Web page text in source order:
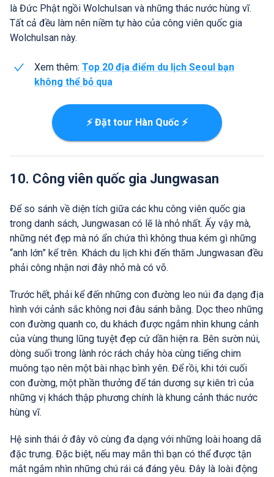
là Đức Phật ngồi Wolchulsan và những thác nước hùng vĩ.
Tất cả đều làm nên niềm tự hào của công viên quốc gia
Wolchulsan này.
Xem thêm: Top 20 địa điểm du lịch Seoul bạn
không thể bỏ qua
⚡ Đặt tour Hàn Quốc ⚡
10. Công viên quốc gia Jungwasan
Để so sánh về diện tích giữa các khu công viên quốc gia
trong danh sách, Jungwasan có lẽ là nhỏ nhất. Ấy vậy mà,
những nét đẹp mà nó ẩn chứa thì không thua kém gì những
“anh lớn” kể trên. Khách du lịch khi đến thăm Jungwasan đều
phải công nhận nơi đây nhỏ mà có võ.
Trước hết, phải kể đến những con đường leo núi đa dạng địa
hình với cảnh sắc không nơi đâu sánh bằng. Dọc theo những
con đường quanh co, du khách được ngắm nhìn khung cảnh
của vùng thung lũng tuyệt đẹp cứ dần hiện ra. Bên sườn núi,
dòng suối trong lành róc rách chảy hòa cùng tiếng chim
muông tạo nên một bài nhạc bình yên. Để rồi, khi tới cuối
con đường, một phần thưởng để tán dương sự kiên trì của
những vị khách thập phương chính là khung cảnh thác nước
hùng vĩ.
Hệ sinh thái ở đây vô cùng đa dạng với những loài hoang dã
đặc trưng. Đặc biệt, nếu may mắn thì bạn có thể được tận
mắt ngắm nhìn những chú rái cá đáng yêu. Đây là loài động